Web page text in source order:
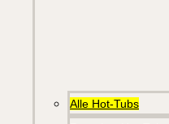
Alle Hot-Tubs